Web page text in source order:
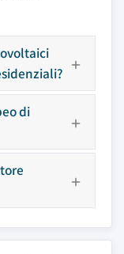
di